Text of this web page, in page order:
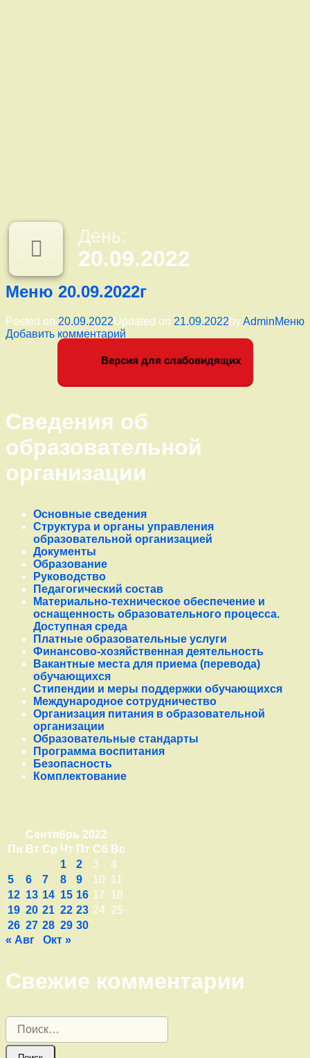
День:
20.09.2022
Меню 20.09.2022г
Posted on 20.09.2022Updated on 21.09.2022byAdminМеню
Добавить комментарий
Меню
20.09.2022г
Левый сайдбар
Версия для слабовидящих
Сведения об
образовательной
организации
Основные сведения
Структура и органы управления
образовательной организацией
Документы
Образование
Руководство
Педагогический состав
Материально-техническое обеспечение и
оснащенность образовательного процесса.
Доступная среда
Платные образовательные услуги
Финансово-хозяйственная деятельность
Вакантные места для приема (перевода)
обучающихся
Стипендии и меры поддержки обучающихся
Международное сотрудничество
Организация питания в образовательной
организации
Образовательные стандарты
Программа воспитания
Безопасность
Комплектование
Сентябрь 2022
Пн Вт Ср Чт Пт Сб Вс
1
2 3
4
5
6 7 8 9 10
11
12 13 14 15 16 17
18
19 20 21 22 23 24 25
26 27 28 29 30
« Авг
Окт »
Свежие комментарии
Найти: